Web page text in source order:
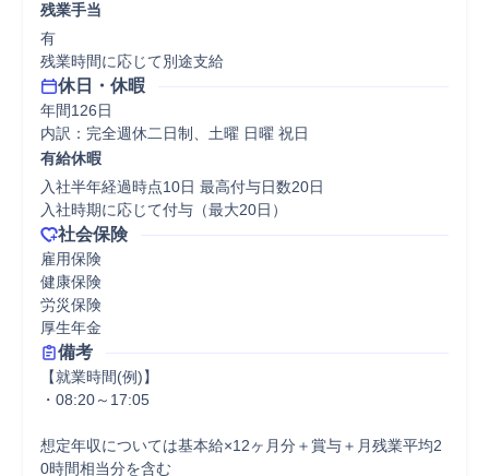
残業手当
有
残業時間に応じて別途支給
休日・休暇
年間126日
内訳：完全週休二日制、土曜 日曜 祝日
有給休暇
入社半年経過時点10日 最高付与日数20日
入社時期に応じて付与（最大20日）
社会保険
雇用保険
健康保険
労災保険
厚生年金
備考
【就業時間(例)】
・08:20～17:05
想定年収については基本給×12ヶ月分＋賞与＋月残業平均2
0時間相当分を含む